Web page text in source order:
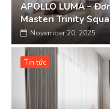
APOLLO LUMA –
Masteri Trinity
November 20, 2025
Tin tức